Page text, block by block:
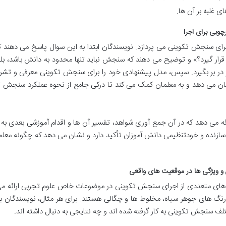
غلبه بر آن ها.
برای اجرا
سنجش تکوینی می پردازد. نویسندگان ابتدا به این سوال پاسخ می
گیرد؟» و توضیح می دهند که سنجش نباید تنها محدود به دانش باشد،
در بر بگیرد. سپس، مدل پیشنهادی خود را برای سنجش تکوینی معرفی و
می دهد و به معلمان کمک می کند تا درکی جامع از نحوه عملکرد سنجش
می دهد که در آن جمع آوری شواهد، تفسیر آن ها و اقدام آموزشی بعدی
و خودتنظیمی دانش آموزان تأکید دارد و نشان می دهد که چگونه
ویژگی ها در موقعیت های واقعی
متعددی از اجرای سنجش تکوینی در موضوعات خاص علوم تجربی ارائه
رنگ های جوهر سیاه، مخلوط ها و چگالی هستند. برای هر مثال،
سنجش تکوینی به کار گرفته شده اند و چه نتایجی به دنبال داشته اند.